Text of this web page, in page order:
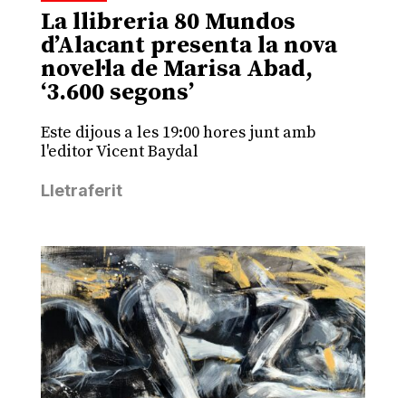
La llibreria 80 Mundos
d’Alacant presenta la nova
novel·la de Marisa Abad,
‘3.600 segons’
Este dijous a les 19:00 hores junt amb
l'editor Vicent Baydal
Lletraferit